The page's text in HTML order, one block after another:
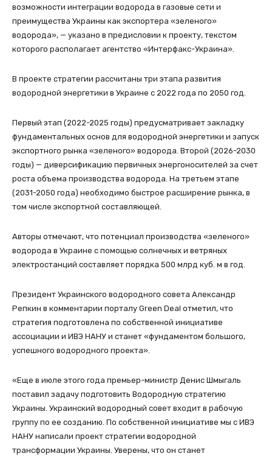
возможности интеграции водорода в газовые сети и
преимущества Украины как экспортера «зеленого»
водорода», — указано в предисловии к проекту, текстом
которого располагает агентство «Интерфакс-Украина».
В проекте стратегии рассчитаны три этапа развития
водородной энергетики в Украине с 2022 года по 2050 год.
Первый этап (2022-2025 годы) предусматривает закладку
фундаментальных основ для водородной энергетики и запуск
экспортного рынка «зеленого» водорода. Второй (2026-2030
годы) — диверсификацию первичных энергоносителей за счет
роста объема производства водорода. На третьем этапе
(2031-2050 года) необходимо быстрое расширение рынка, в
том числе экспортной составляющей.
Авторы отмечают, что потенциал производства «зеленого»
водорода в Украине с помощью солнечных и ветряных
электростанций составляет порядка 500 млрд куб. м в год.
Президент Украинского водородного совета Александр
Репкин в комментарии порталу Green Deal отметил, что
стратегия подготовлена по собственной инициативе
ассоциации и ИВЭ НАНУ и станет «фундаментом большого,
успешного водородного проекта».
«Еще в июле этого года премьер-министр Денис Шмыгаль
поставил задачу подготовить Водородную стратегию
Украины. Украинский водородный совет входит в рабочую
группу по ее созданию. По собственной инициативе мы с ИВЭ
НАНУ написали проект стратегии водородной
трансформации Украины. Уверены, что он станет